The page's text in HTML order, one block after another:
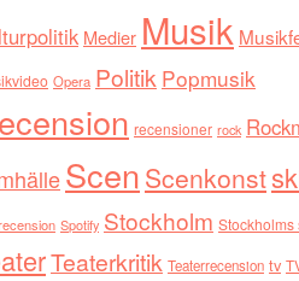
Medier Musik
Opera Politik Popmusik
recensioner rock
Scen Scenkonst
Spotify Stockholm Stockholms
Teaterkritik Teaterrecension tv